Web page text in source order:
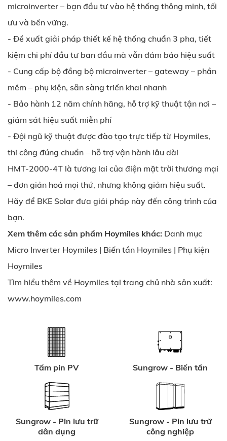
microinverter – bạn đầu tư vào hệ thống thông minh, tối
ưu và bền vững.
- Đề xuất giải pháp thiết kế hệ thống chuẩn 3 pha, tiết
kiệm chi phí đầu tư ban đầu mà vẫn đảm bảo hiệu suất
- Cung cấp bộ đồng bộ microinverter – gateway – phần
mềm – phụ kiện, sẵn sàng triển khai nhanh
- Bảo hành 12 năm chính hãng, hỗ trợ kỹ thuật tận nơi –
giám sát hiệu suất miễn phí
- Đội ngũ kỹ thuật được đào tạo trực tiếp từ Hoymiles,
thi công đúng chuẩn – hỗ trợ vận hành lâu dài
HMT-2000-4T là tương lai của điện mặt trời thương mại
– đơn giản hoá mọi thứ, nhưng không giảm hiệu suất.
Hãy để BKE Solar đưa giải pháp này đến công trình của
bạn.
Xem thêm các sản phẩm Hoymiles khác: Danh mục
Micro Inverter Hoymiles | Biến tần Hoymiles | Phụ kiện
Hoymiles
Tìm hiểu thêm về Hoymiles tại trang chủ nhà sản xuất:
www.hoymiles.com
Tấm pin PV Sungrow - Biến tần
Sungrow - Pin lưu trữ
dân dụng
Sungrow - Pin lưu trữ
công nghiệp